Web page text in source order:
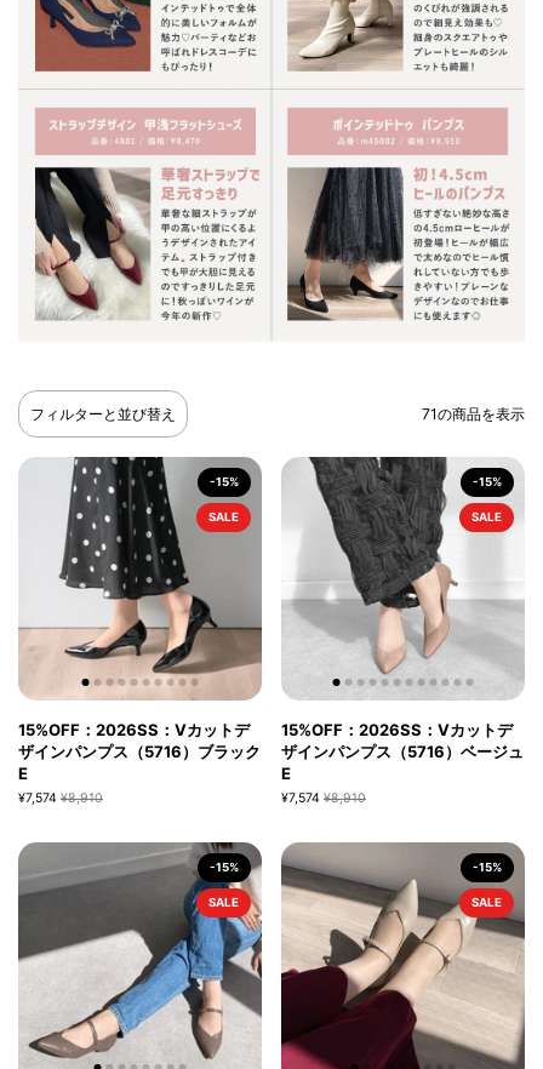
フィルターと並び替え 71の商品を表示
15%OFF：2026SS：Vカットデ
ザインパンプス（5716）ブラック
E
¥7,574 ¥8,910
-15%
SALE
15%OFF：2026SS：Vカットデ
ザインパンプス（5716）ベージュ
E
¥7,574 ¥8,910
-15%
SALE
-15%
SALE
-15%
SALE